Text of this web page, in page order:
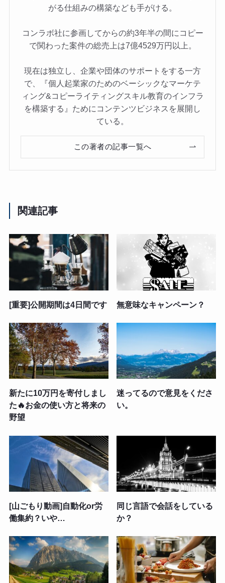
がる仕組みの構築なども手がける。
コンラボ社に参画してからの約3年半の間にコピー
で関わった案件の総売上は7億4529万円以上。
現在は独立し、企業や団体のサポートをする一方
で、『個人起業家のためのベーシックなマーケテ
ィング&コピーライティングスキル教育のインフラ
を構築する』ためにコンテンツビジネスを展開し
ている。
この著者の記事一覧へ
関連記事
[重要]公開期間は4日間です 無意味なキャンペーン？
新たに10万円を寄付しまし
た🔥お金の使い方と将来の
野望
迷ってるので意見をくださ
い。
[山ごもり動画]自動化or労
働集約？いや…
同じ言語で会話をしている
か？